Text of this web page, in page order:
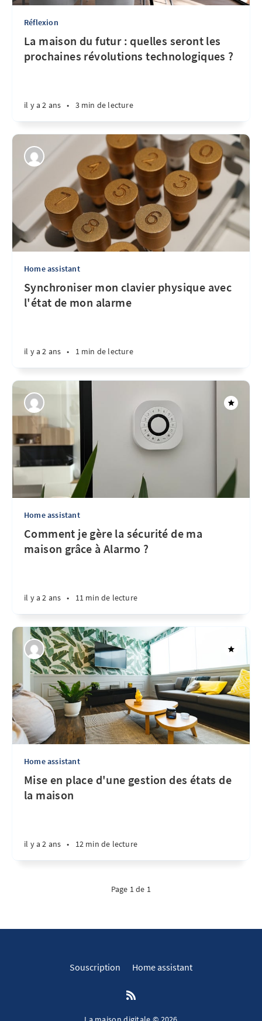
Réflexion
La maison du futur : quelles seront les
prochaines révolutions technologiques ?
il y a 2 ans • 3 min de lecture
Home assistant
Synchroniser mon clavier physique avec
l'état de mon alarme
il y a 2 ans • 1 min de lecture
Home assistant
Comment je gère la sécurité de ma
maison grâce à Alarmo ?
il y a 2 ans • 11 min de lecture
Home assistant
Mise en place d'une gestion des états de
la maison
il y a 2 ans • 12 min de lecture
Page 1 de 1
Souscription Home assistant